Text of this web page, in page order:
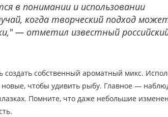
в понимании и использовании
когда творческий подход
— отметил известный
собственный ароматный микс.
чтобы удивить рыбу. Главное —
Помните, что даже небольшие